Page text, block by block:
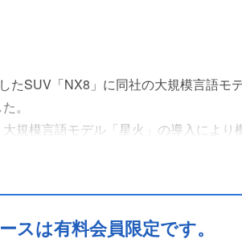
たSUV「NX8」に同社の大規模言語モ
。
規模言語モデル「星火」の導入により
スは有料会員限定です。